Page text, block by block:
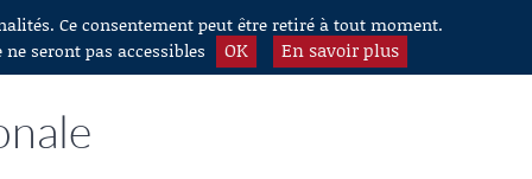
Ce consentement peut être retiré à tout moment.
seront pas accessibles
OK En savoir plus